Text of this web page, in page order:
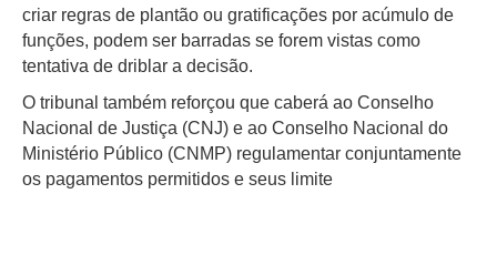
criar regras de plantão ou gratificações por acúmulo de
funções, podem ser barradas se forem vistas como
tentativa de driblar a decisão.
O tribunal também reforçou que caberá ao Conselho
Nacional de Justiça (CNJ) e ao Conselho Nacional do
Ministério Público (CNMP) regulamentar conjuntamente
os pagamentos permitidos e seus limite